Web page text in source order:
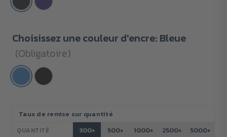
Choisissez une couleur d'encre: Bleue
(Obligatoire)
Stock
actuel :
Taux de remise sur quantité
QUANTITÉ
300+
500+
1000+
2500+
5000+